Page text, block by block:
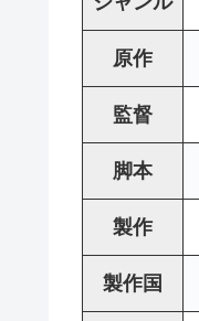
原作
監督
脚本
製作
製作国